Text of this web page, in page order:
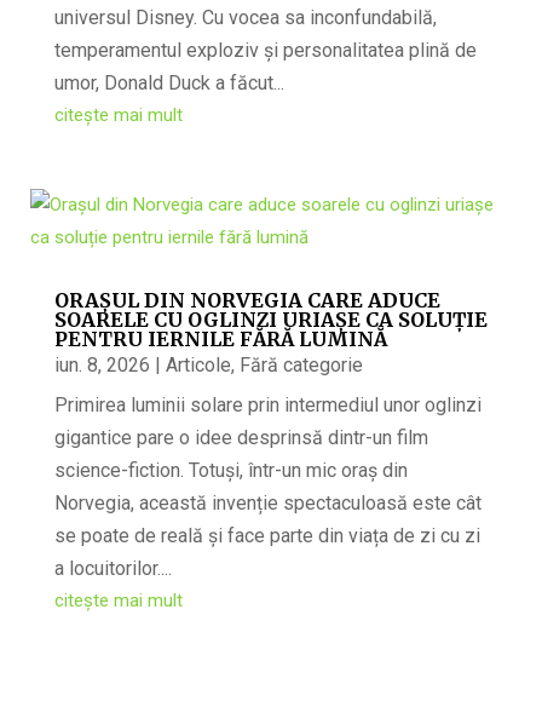
universul Disney. Cu vocea sa inconfundabilă,
temperamentul exploziv și personalitatea plină de
umor, Donald Duck a făcut...
citește mai mult
ORAȘUL DIN NORVEGIA CARE ADUCE
SOARELE CU OGLINZI URIAȘE CA SOLUȚIE
PENTRU IERNILE FĂRĂ LUMINĂ
iun. 8, 2026 | Articole, Fără categorie
Primirea luminii solare prin intermediul unor oglinzi
gigantice pare o idee desprinsă dintr-un film
science-fiction. Totuși, într-un mic oraș din
Norvegia, această invenție spectaculoasă este cât
se poate de reală și face parte din viața de zi cu zi
a locuitorilor....
citește mai mult